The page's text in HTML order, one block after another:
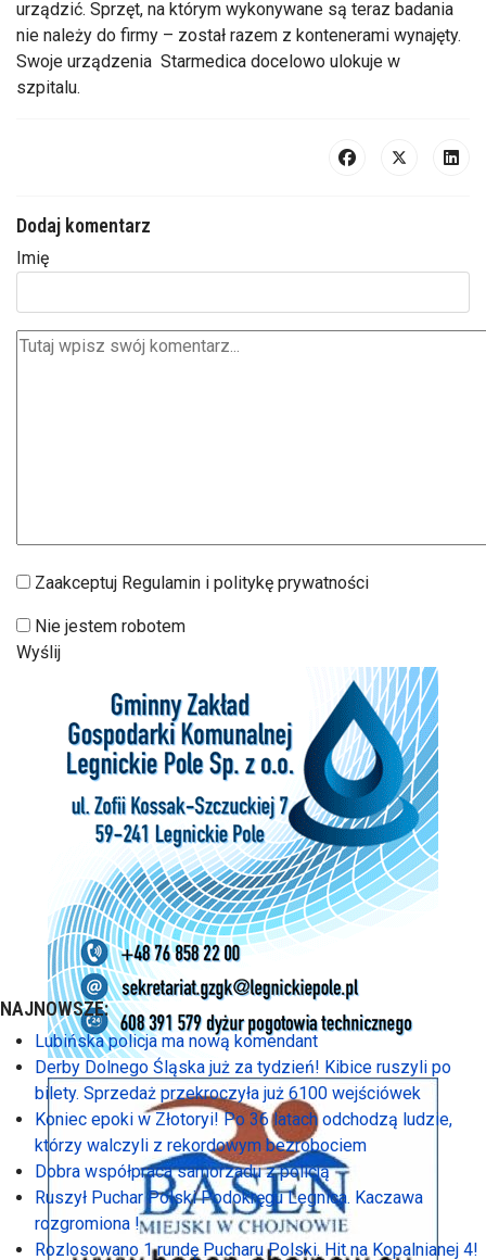
urządzić. Sprzęt, na którym wykonywane są teraz badania
nie należy do firmy – został razem z kontenerami wynajęty.
Swoje urządzenia Starmedica docelowo ulokuje w
szpitalu.
Dodaj komentarz
Imię
Zaakceptuj Regulamin i politykę prywatności
Nie jestem robotem
Wyślij
NAJNOWSZE:
Lubińska policja ma nową komendant
Derby Dolnego Śląska już za tydzień! Kibice ruszyli po
bilety. Sprzedaż przekroczyła już 6100 wejściówek
Koniec epoki w Złotoryi! Po 36 latach odchodzą ludzie,
którzy walczyli z rekordowym bezrobociem
Dobra współpraca samorzadu z policją
Ruszył Puchar Polski Podokręgu Legnica. Kaczawa
rozgromiona !
Rozlosowano 1 rundę Pucharu Polski. Hit na Kopalnianej 4!